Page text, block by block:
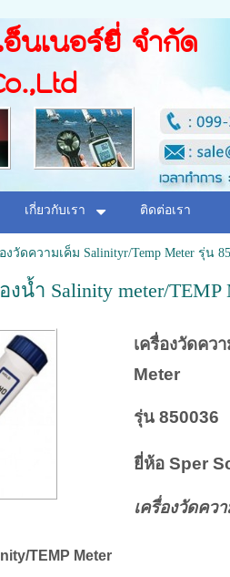
นเนอร์ยี่ จำกัด
เกี่ยวกับเรา ติดต่อเรา
งวัดความเค็ม Salinityr/Temp Meter รุ่น
น้ำ Salinity meter/TEMP
เครื่องวัดคว
Meter
รุ่น 850036
ยี่ห้อ Sper
เครื่องวัดคว
/TEMP Meter